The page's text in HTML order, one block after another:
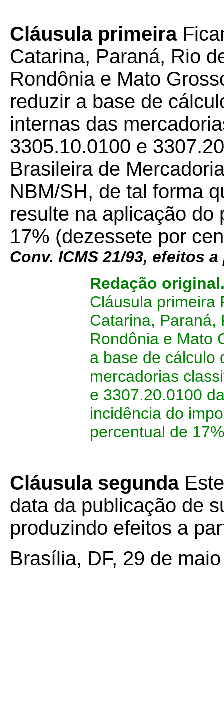
Cláusula primeira
Catarina, Paraná, Rio
Rondônia e Mato
reduzir a base de
internas das
3305.10.0100 e
Brasileira de
NBM/SH, de tal forma
resulte na aplicação do
17% (dezessete por
Conv. ICMS 21/93, efeitos
Redação
Cláusula primeira
Catarina, Paraná,
Rondônia e Mato
a base de cálculo
mercadorias
e 3307.20.0100
incidência do
percentual de
Cláusula segunda
data da publicação de
produzindo efeitos a
Brasília, DF, 29 de